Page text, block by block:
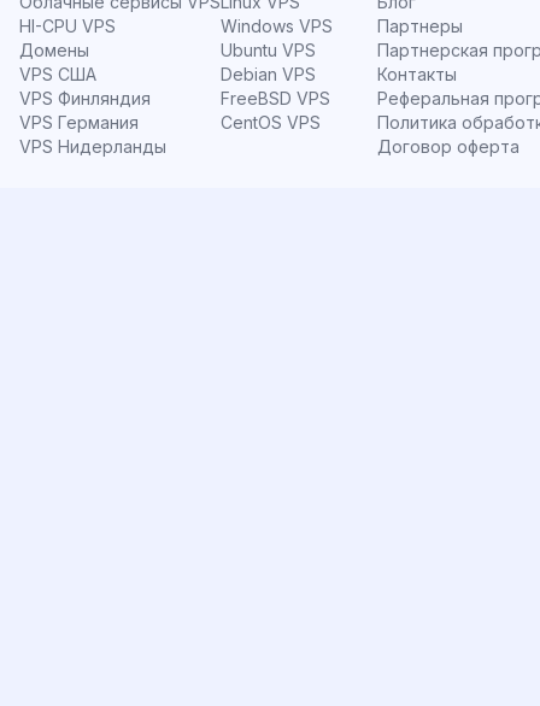
HI-CPU VPS
Домены
VPS США
VPS Финляндия
VPS Германия
VPS Нидерланды
Windows VPS
Ubuntu VPS
Debian VPS
FreeBSD VPS
CentOS VPS
Партнеры
Партнерская
Контакты
Реферальная
Политика
Договор оферта